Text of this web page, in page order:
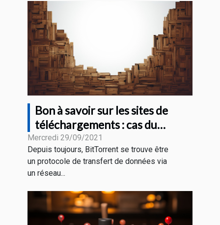
Bon à savoir sur les sites de
téléchargements : cas du
BitTorrent
Mercredi 29/09/2021
Depuis toujours, BitTorrent se trouve être
un protocole de transfert de données via
un réseau...